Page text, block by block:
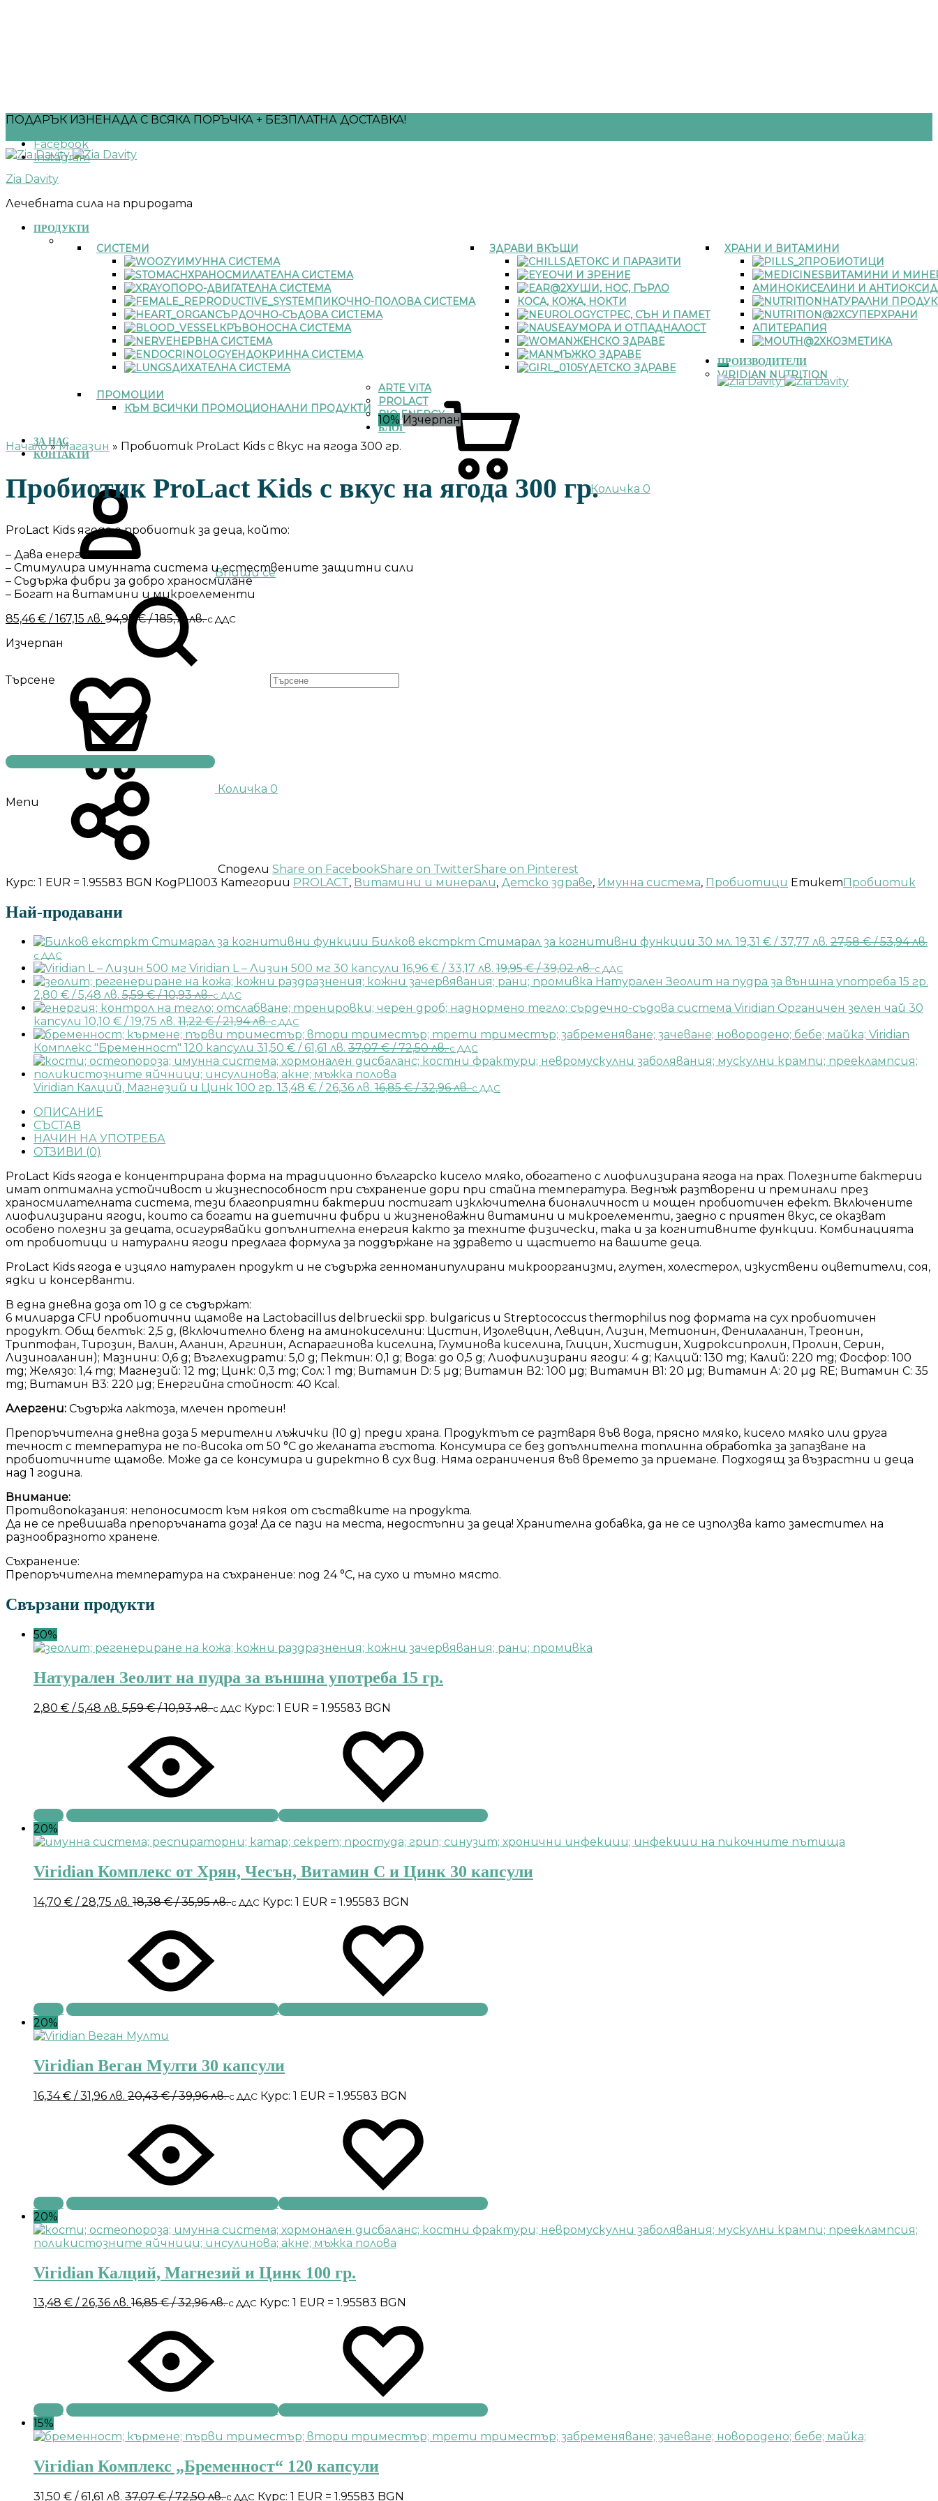
ПОДАРЪК ИЗНЕНАДА С ВСЯКА ПОРЪЧКА + БЕЗПЛАТНА ДОСТАВКА!
Facebook
Instagram
Zia Davity
Лечебната сила на природата
ПРОДУКТИ
СИСТЕМИ
ИМУННА СИСТЕМА
ХРАНОСМИЛАТЕЛНА СИСТЕМА
ОПОРО-ДВИГАТЕЛНА СИСТЕМА
ПИКОЧНО-ПОЛОВА СИСТЕМА
СЪРДОЧНО-СЪДОВА СИСТЕМА
КРЪВОНОСНА СИСТЕМА
НЕРВНА СИСТЕМА
ЕНДОКРИННА СИСТЕМА
ДИХАТЕЛНА СИСТЕМА
ЗДРАВИ ВКЪЩИ
ДЕТОКС И ПАРАЗИТИ
ОЧИ И ЗРЕНИЕ
УШИ, НОС, ГЪРЛО
КОСА, КОЖА, НОКТИ
СТРЕС, СЪН И ПАМЕТ
УМОРА И ОТПАДНАЛОСТ
ЖЕНСКО ЗДРАВЕ
МЪЖКО ЗДРАВЕ
ДЕТСКО ЗДРАВЕ
ХРАНИ И ВИТАМИНИ
ПРОБИОТИЦИ
ВИТАМИНИ И
АМИНОКИСЕЛИНИ И
НАТУРАЛНИ
СУПЕРХРАНИ
АПИТЕРАПИЯ
КОЗМЕТИКА
ПРОМОЦИИ
КЪМ ВСИЧКИ ПРОМОЦИОНАЛНИ ПРОДУКТИ
ПРОИЗВОДИТЕЛИ
VIRIDIAN NUTRITION
ARTE VITA
PROLACT
BIO ENERGY
БЛОГ
ЗА НАС
КОНТАКТИ
Впиши се
Търсене
Количка 0
Menu
Количка 0
10% Изчерпан
Начало»Магазин » Пробиотик ProLact Kids с вкус на ягода 300 гр.
Пробиотик ProLact Kids с вкус на ягода 300 гр.
ProLact Kids ягода е пробиотик за деца, който:
– Дава енергия и сила
– Стимулира имунната система и естествените защитни сили
– Съдържа фибри за добро храносмилане
– Богат на витамини и микроелементи
85,46 € / 167,15 лв. 94,95€/ 185,71 лв.с ДДС
Изчерпан
Сподели Share on FacebookShare on TwitterShare on Pinterest
Курс: 1 EUR = 1.95583 BGN КодPL1003 Категории PROLACT, Витамини и минерали, Детско здраве, Имунна система, Пробиотици ЕтикетПробиотик
Най-продавани
Билков екстркт Стимарал за когнитивни функции 30 мл. 19,31 € / 37,77 лв. 27,58€/ 53,94 лв.
с ДДС
Viridian L – Лизин 500 мг 30 капсули 16,96 € / 33,17 лв. 19,95€/ 39,02 лв.с ДДС
Натурален Зеолит на пудра за външна употреба 15 гр.
2,80 € / 5,48 лв. 5,59€/ 10,93 лв.с ДДС
Viridian Органичен зелен чай 30
капсули 10,10 € / 19,75 лв. 11,22€/ 21,94 лв.с ДДС
Viridian
Комплекс "Бременност" 120 капсули 31,50 € / 61,61 лв. 37,07€/ 72,50 лв.с ДДС
Viridian Калций, Магнезий и Цинк 100 гр. 13,48 € / 26,36 лв. 16,85€/ 32,96 лв.с ДДС
ОПИСАНИЕ
СЪСТАВ
НАЧИН НА УПОТРЕБА
ОТЗИВИ (0)
ProLact Kids ягода е концентрирана форма на традиционно българско кисело мляко, обогатено с лиофилизирана ягода на прах. Полезните бактерии
имат оптимална устойчивост и жизнеспособност при съхранение дори при стайна температура. Веднъж разтворени и преминали през
храносмилателната система, тези благоприятни бактерии постигат изключителна бионаличност и мощен пробиотичен ефект. Включените
лиофилизирани ягоди, които са богати на диетични фибри и жизненоважни витамини и микроелементи, заедно с приятен вкус, се оказват
особено полезни за децата, осигурявайки допълнителна енергия както за техните физически, така и за когнитивните функции. Комбинацията
от пробиотици и натурални ягоди предлага формула за поддържане на здравето и щастието на вашите деца.
ProLact Kids ягода е изцяло натурален продукт и не съдържа генноманипулирани микроорганизми, глутен, холестерол, изкуствени оцветители, соя,
ядки и консерванти.
В една дневна доза от 10 g се съдържат:
6 милиарда CFU пробиотични щамове на Lactobacillus delbrueckii spp. bulgaricus и Streptococcus thermophilus под формата на сух пробиотичен
продукт. Общ белтък: 2,5 g, (включително бленд на аминокиселини: Цистин, Изолевцин, Левцин, Лизин, Метионин, Фенилаланин, Треонин,
Триптофан, Тирозин, Валин, Аланин, Аргинин, Аспарагинова киселина, Глуминова киселина, Глицин, Хистидин, Хидроксипролин, Пролин, Серин,
Лизиноаланин); Мазнини: 0,6 g; Въглехидрати: 5,0 g; Пектин: 0,1 g; Вода: до 0,5 g; Лиофилизирани ягоди: 4 g; Калций: 130 mg; Калий: 220 mg; Фосфор: 100
mg; Желязо: 1,4 mg; Магнезий: 12 mg; Цинк: 0,3 mg; Сол: 1 mg; Витамин D: 5 µg; Витамин В2: 100 µg; Витамин В1: 20 µg; Витамин А: 20 µg RE; Витамин C: 35
mg; Витамин В3: 220 µg; Енергийна стойност: 40 Kcal.
Алергени: Съдържа лактоза, млечен протеин!
Препоръчителна дневна доза 5 мерителни лъжички (10 g) преди храна. Продуктът се разтваря във вода, прясно мляко, кисело мляко или друга
течност с температура не по-висока от 50 °С до желаната гъстота. Консумира се без допълнителна топлинна обработка за запазване на
пробиотичните щамове. Може да се консумира и директно в сух вид. Няма ограничения във времето за приемане. Подходящ за възрастни и деца
над 1 година.
Внимание:
Противопоказания: непоносимост към някоя от съставките на продукта.
Да не се превишава препоръчаната доза! Да се пази на места, недостъпни за деца! Хранителна добавка, да не се използва като заместител на
разнообразното хранене.
Съхранение:
Препоръчителна температура на съхранение: под 24 °С, на сухо и тъмно място.
Свързани продукти
50%
Натурален Зеолит на пудра за външна употреба 15 гр.
2,80 € / 5,48 лв. 5,59€/ 10,93 лв.с ДДС Курс: 1 EUR = 1.95583 BGN
Купи
20%
Viridian Комплекс от Хрян, Чесън, Витамин С и Цинк 30 капсули
14,70 € / 28,75 лв. 18,38€/ 35,95 лв.с ДДС Курс: 1 EUR = 1.95583 BGN
Купи
20%
Viridian Веган Мулти 30 капсули
16,34€ / 31,96 лв. 20,43€/ 39,96 лв.с ДДС Курс: 1 EUR = 1.95583 BGN
Купи
20%
Viridian Калций, Магнезий и Цинк 100 гр.
13,48 € / 26,36 лв. 16,85€/ 32,96 лв.с ДДС Курс: 1 EUR = 1.95583 BGN
Купи
15%
Viridian Комплекс „Бременност“ 120 капсули
31,50 € / 61,61 лв. 37,07€/ 72,50 лв.с ДДС Курс: 1 EUR = 1.95583 BGN